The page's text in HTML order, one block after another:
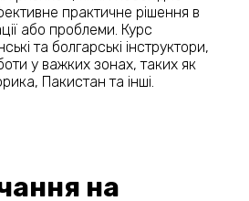
практичне рішення в
або проблеми. Курс
та болгарські інструктори,
у важких зонах, таких як
Пакистан та інші.
на